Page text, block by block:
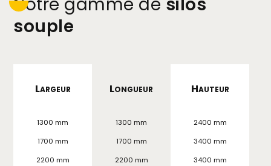
souple
Largeur Longueur Hauteur
1300 mm 1300 mm
2400 mm
1700 mm
1700 mm
3400 mm
2200 mm
2200 mm
3400 mm